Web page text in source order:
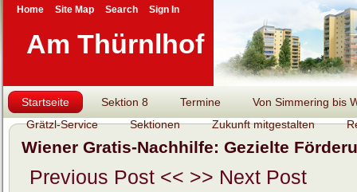
Am Thürnlhof
Startseite Sektion 8 Termine
Von Simmering bis
Grätzl-Service
Sektionen Zukunft mitgestalten
Wiener Gratis-Nachhilfe: Gezielte
Previous Post << >> Next Post
Home Site Map Search Sign In